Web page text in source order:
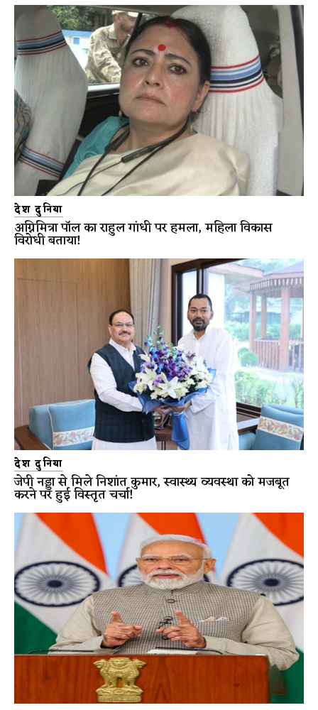
देश दुनिया
अग्निमित्रा पॉल का राहुल गांधी पर हमला, महिला विकास
विरोधी बताया!
देश दुनिया
जेपी नड्डा से मिले निशांत कुमार, स्वास्थ्य व्यवस्था को मजबूत
करने पर हुई विस्तृत चर्चा!